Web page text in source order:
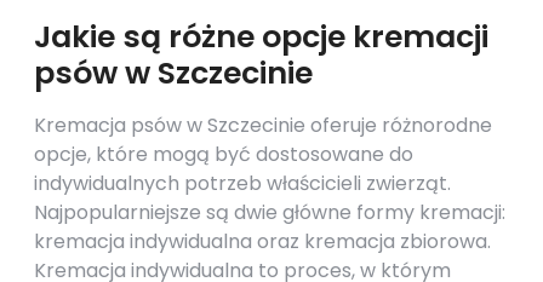
Jakie są różne opcje kremacji
psów w Szczecinie
Kremacja psów w Szczecinie oferuje różnorodne
opcje, które mogą być dostosowane do
indywidualnych potrzeb właścicieli zwierząt.
Najpopularniejsze są dwie główne formy kremacji:
kremacja indywidualna oraz kremacja zbiorowa.
Kremacja indywidualna to proces, w którym